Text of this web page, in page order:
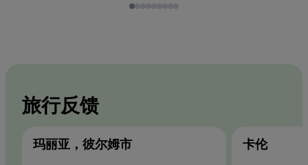
旅行反馈
玛丽亚，彼尔姆市 卡伦